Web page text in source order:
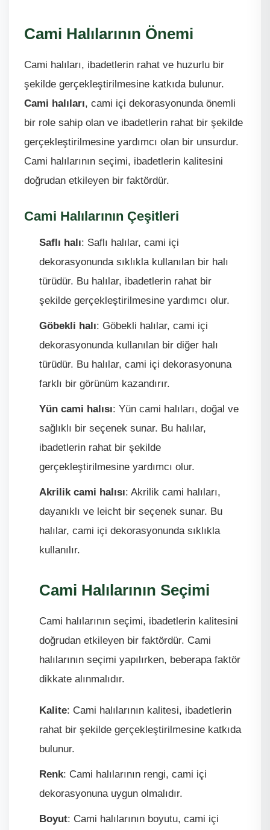
Cami Halılarının Önemi
Cami halıları, ibadetlerin rahat ve huzurlu bir
şekilde gerçekleştirilmesine katkıda bulunur.
Cami halıları, cami içi dekorasyonunda önemli
bir role sahip olan ve ibadetlerin rahat bir şekilde
gerçekleştirilmesine yardımcı olan bir unsurdur.
Cami halılarının seçimi, ibadetlerin kalitesini
doğrudan etkileyen bir faktördür.
Cami Halılarının Çeşitleri
Saflı halı: Saflı halılar, cami içi
dekorasyonunda sıklıkla kullanılan bir halı
türüdür. Bu halılar, ibadetlerin rahat bir
şekilde gerçekleştirilmesine yardımcı olur.
Göbekli halı: Göbekli halılar, cami içi
dekorasyonunda kullanılan bir diğer halı
türüdür. Bu halılar, cami içi dekorasyonuna
farklı bir görünüm kazandırır.
Yün cami halısı: Yün cami halıları, doğal ve
sağlıklı bir seçenek sunar. Bu halılar,
ibadetlerin rahat bir şekilde
gerçekleştirilmesine yardımcı olur.
Akrilik cami halısı: Akrilik cami halıları,
dayanıklı ve leicht bir seçenek sunar. Bu
halılar, cami içi dekorasyonunda sıklıkla
kullanılır.
Cami Halılarının Seçimi
Cami halılarının seçimi, ibadetlerin kalitesini
doğrudan etkileyen bir faktördür. Cami
halılarının seçimi yapılırken, beberapa faktör
dikkate alınmalıdır.
Kalite: Cami halılarının kalitesi, ibadetlerin
rahat bir şekilde gerçekleştirilmesine katkıda
bulunur.
Renk: Cami halılarının rengi, cami içi
dekorasyonuna uygun olmalıdır.
Boyut: Cami halılarının boyutu, cami içi